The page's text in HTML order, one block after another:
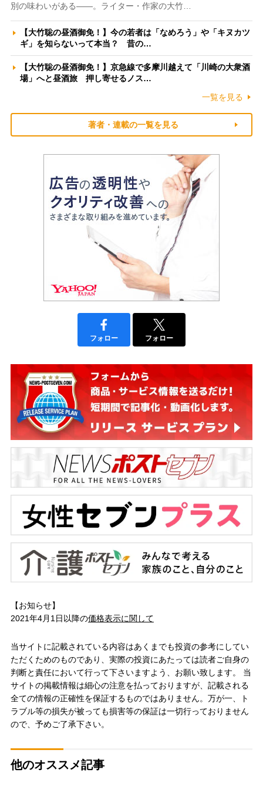
別の味わいがある――。ライター・作家の大竹…
【大竹聡の昼酒御免！】今の若者は「なめろう」や「キヌカツ
ギ」を知らないって本当？ 昔の…
【大竹聡の昼酒御免！】京急線で多摩川越えて「川崎の大衆酒
場」へと昼酒旅 押し寄せるノス…
一覧を見る
著者・連載の一覧を見る
フォロー フォロー
【お知らせ】
2021年4月1日以降の価格表示に関して
当サイトに記載されている内容はあくまでも投資の参考にしてい
ただくためのものであり、実際の投資にあたっては読者ご自身の
判断と責任において行って下さいますよう、お願い致します。 当
サイトの掲載情報は細心の注意を払っておりますが、記載される
全ての情報の正確性を保証するものではありません。万が一、ト
ラブル等の損失が被っても損害等の保証は一切行っておりません
ので、予めご了承下さい。
他のオススメ記事